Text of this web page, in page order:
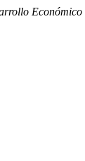
Económico